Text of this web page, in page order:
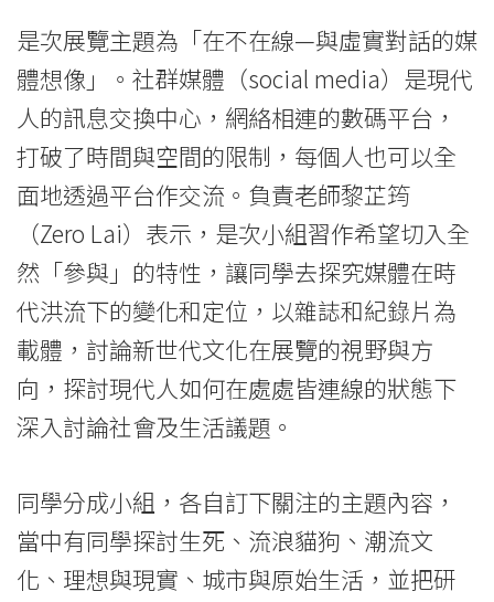
College
of
International
Education
Hong
Kong
Baptist
University
是次展覽主題為「在不在線—與虛實對話的媒
體想像」。社群媒體（social media）是現代
人的訊息交換中心，網絡相連的數碼平台，
打破了時間與空間的限制，每個人也可以全
面地透過平台作交流。負責老師黎芷筠
（Zero Lai）表示，是次小組習作希望切入全
然「參與」的特性，讓同學去探究媒體在時
代洪流下的變化和定位，以雜誌和紀錄片為
載體，討論新世代文化在展覽的視野與方
向，探討現代人如何在處處皆連線的狀態下
深入討論社會及生活議題。
同學分成小組，各自訂下關注的主題內容，
當中有同學探討生死、流浪貓狗、潮流文
化、理想與現實、城市與原始生活，並把研